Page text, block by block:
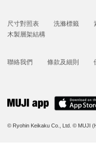
尺寸對照表 洗滌標籤
木製層架結構
聯絡我們 條款及細則
© Ryohin Keikaku Co., Ltd. © MUJI